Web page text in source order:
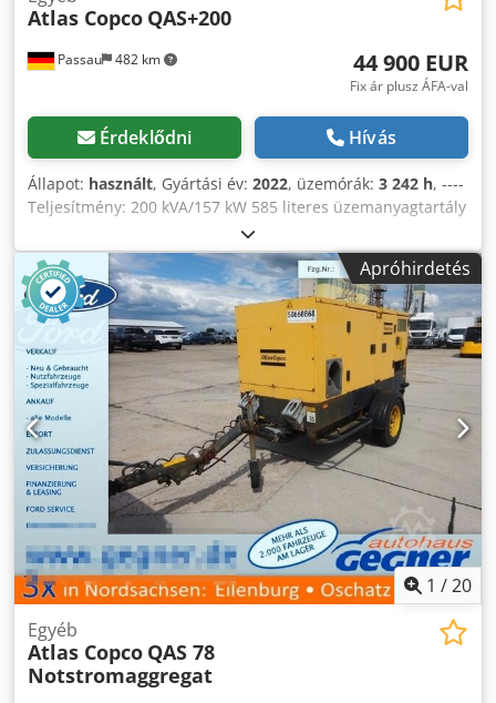
Passau 482 km
Atlas Copco QAS+200
44 900 EUR
Fix ár plusz ÁFA-val
Érdeklődni Hívás
Állapot: használt, Gyártási év: 2022, üzemórák: 3 242 h, ----
Teljesítmény: 200 kVA/157 kW 585 literes üzemanyagtartály
3242 üzemóra, gyártási év: 2022/12 Aljzatok: 125-63-32-16A
+ DS Cedpfx Alozrkuaoworf Típus B-ű szivárgásáram-
védőkapcsoló
Apróhirdetés
1 /20
Egyéb
Atlas Copco QAS 78
Notstromaggregat